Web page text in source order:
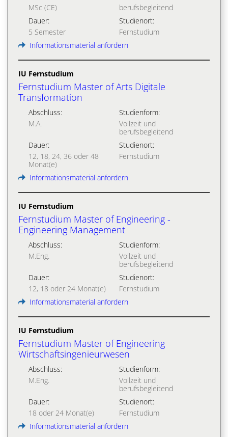
MSc (CE)
berufsbegleitend
Dauer:
5 Semester
Studienort:
Fernstudium
Informationsmaterial anfordern
IU Fernstudium
Fernstudium Master of Arts Digitale
Transformation
Abschluss:
M.A.
Studienform:
Vollzeit und
berufsbegleitend
Dauer:
12, 18, 24, 36 oder 48
Monat(e)
Studienort:
Fernstudium
Informationsmaterial anfordern
IU Fernstudium
Fernstudium Master of Engineering -
Engineering Management
Abschluss:
M.Eng.
Studienform:
Vollzeit und
berufsbegleitend
Dauer:
12, 18 oder 24 Monat(e)
Studienort:
Fernstudium
Informationsmaterial anfordern
IU Fernstudium
Fernstudium Master of Engineering
Wirtschaftsingenieurwesen
Abschluss:
M.Eng.
Studienform:
Vollzeit und
berufsbegleitend
Dauer:
18 oder 24 Monat(e)
Studienort:
Fernstudium
Informationsmaterial anfordern